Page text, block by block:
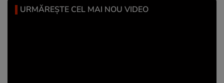
URMĂREȘTE CEL MAI NOU VIDEO